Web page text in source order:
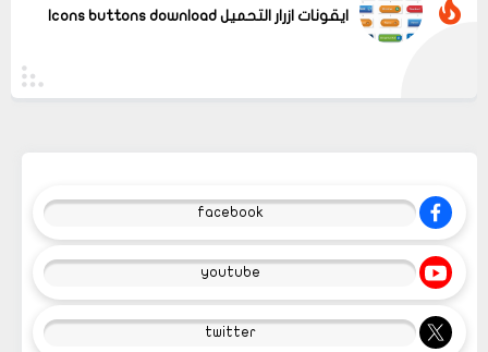
ايقونات ازرار التحميل Icons buttons download
facebook
youtube
twitter